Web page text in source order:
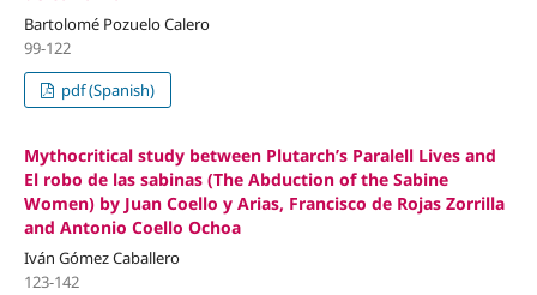
Bartolomé Pozuelo Calero
99-122
pdf (Spanish)
Mythocritical study between Plutarch’s Paralell Lives and
El robo de las sabinas (The Abduction of the Sabine
Women) by Juan Coello y Arias, Francisco de Rojas Zorrilla
and Antonio Coello Ochoa
Iván Gómez Caballero
123-142